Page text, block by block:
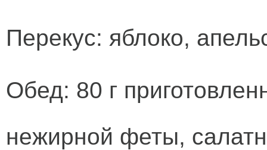
Перекус: яблоко,
Обед: 80 г
нежирной феты,